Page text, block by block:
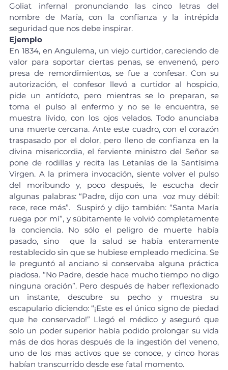
Goliat infernal pronunciando las cinco letras del
nombre de María, con la confianza y la intrépida
seguridad que nos debe inspirar.
Ejemplo
En 1834, en Angulema, un viejo curtidor, careciendo de
valor para soportar ciertas penas, se envenenó, pero
presa de remordimientos, se fue a confesar. Con su
autorización, el confesor llevó a curtidor al hospicio,
pide un antídoto, pero mientras se lo preparan, se
toma el pulso al enfermo y no se le encuentra, se
muestra lívido, con los ojos velados. Todo anunciaba
una muerte cercana. Ante este cuadro, con el corazón
traspasado por el dolor, pero lleno de confianza en la
divina misericordia, el ferviente ministro del Señor se
pone de rodillas y recita las Letanías de la Santísima
Virgen. A la primera invocación, siente volver el pulso
del moribundo y, poco después, le escucha decir
algunas palabras: “Padre, dijo con una  voz muy débil:
rece, rece más”.  Suspiró y dijo también: “Santa María
ruega por mí”, y súbitamente le volvió completamente
la conciencia. No sólo el peligro de muerte había
pasado, sino  que la salud se había enteramente
restablecido sin que se hubiese empleado medicina. Se
le preguntó al anciano si conservaba alguna práctica
piadosa. “No Padre, desde hace mucho tiempo no digo
ninguna oración”. Pero después de haber reflexionado
un instante, descubre su pecho y muestra su
escapulario diciendo: “¡Este es el único signo de piedad
que he conservado!” Llegó el médico y aseguró que
solo un poder superior había podido prolongar su vida
más de dos horas después de la ingestión del veneno,
uno de los mas activos que se conoce, y cinco horas
habían transcurrido desde ese fatal momento.